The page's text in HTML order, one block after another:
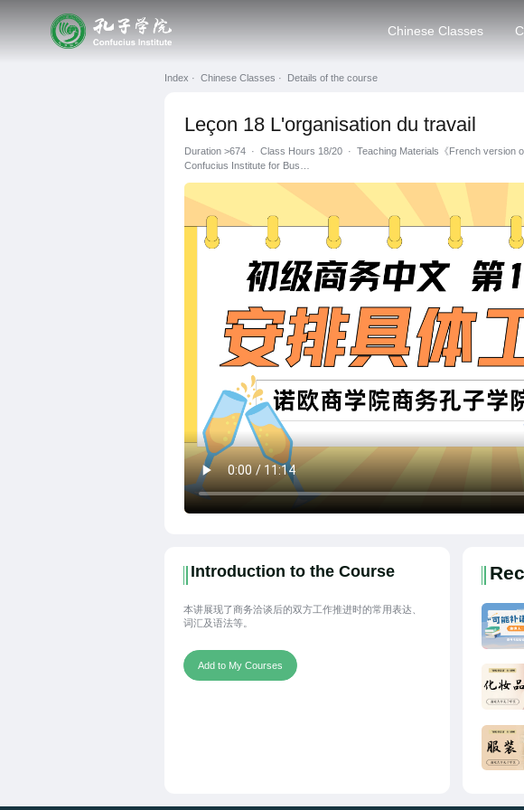
Chinese Classes
Index · Chinese Classes · Details of the course
Leçon 18 L'organisation du travail
Duration>674 · Class Hours 18/20 · Teaching Materials《French version
Introduction to the Course
本讲展现了商务洽谈后的双方工作推进时的常用表达、
词汇及语法等。
Add to My Courses